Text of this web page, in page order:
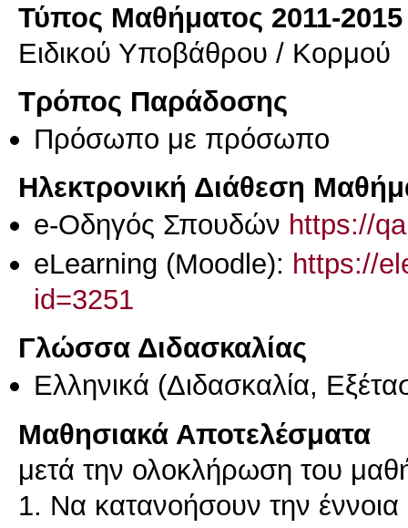
Τύπος Μαθήματος 2011-2015
Ειδικού Υποβάθρου / Κορμού
Τρόπος Παράδοσης
Πρόσωπο με πρόσωπο
Ηλεκτρονική Διάθεση
e-Οδηγός Σπουδών https://
eLearning (Moodle): https://
id=3251
Γλώσσα Διδασκαλίας
Ελληνικά (Διδασκαλία,
Μαθησιακά Αποτελέσματα
μετά την ολοκλήρωση του
1. Να κατανοήσουν την έννοια